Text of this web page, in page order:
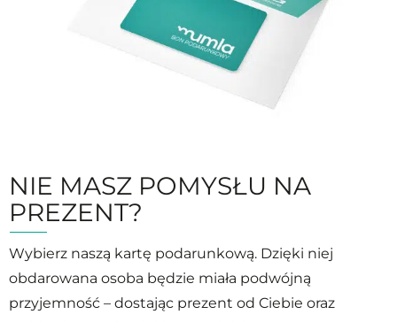
NIE MASZ POMYSŁU NA
PREZENT?
Wybierz naszą kartę podarunkową. Dzięki niej
obdarowana osoba będzie miała podwójną
przyjemność – dostając prezent od Ciebie oraz